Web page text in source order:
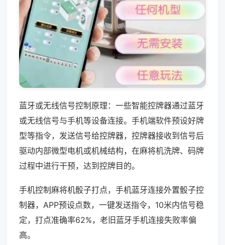
蓝牙或无线信号控制原理：一些智能控牌器通过蓝牙
或无线信号与手机等设备连接。手机端软件预设好牌
型等指令，发送信号给控牌器，控牌器接收到信号后
驱动内部微型电机或机械结构，在麻将机洗牌、码牌
过程中进行干预，达到控牌目的。
手机控制麻将机骰子打点，手机蓝牙连接外置骰子控
制器，APP预设点数，一键发送指令，10米内信号稳
定，打点准确率62%，老旧蓝牙手机连接失败率偏
高。